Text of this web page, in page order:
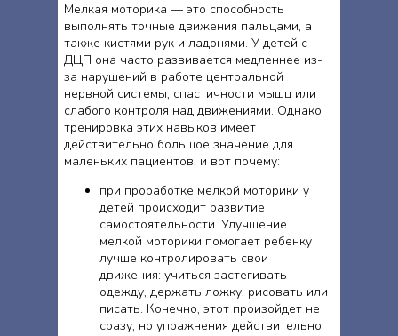
Мелкая моторика — это способность
выполнять точные движения пальцами, а
также кистями рук и ладонями. У детей с
ДЦП она часто развивается медленнее из-
за нарушений в работе центральной
нервной системы, спастичности мышц или
слабого контроля над движениями. Однако
тренировка этих навыков имеет
действительно большое значение для
маленьких пациентов, и вот почему:
при проработке мелкой моторики у
детей происходит развитие
самостоятельности. Улучшение
мелкой моторики помогает ребенку
лучше контролировать свои
движения: учиться застегивать
одежду, держать ложку, рисовать или
писать. Конечно, этот произойдет не
сразу, но упражнения действительно